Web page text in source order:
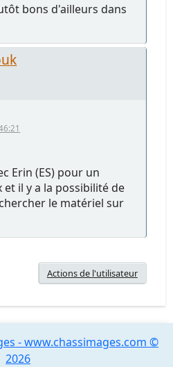
bons d'ailleurs dans
Erin (ES) pour un
il y a la possibilité de
le matériel sur
Actions de l'utilisateur
- www.chassimages.com ©
2026